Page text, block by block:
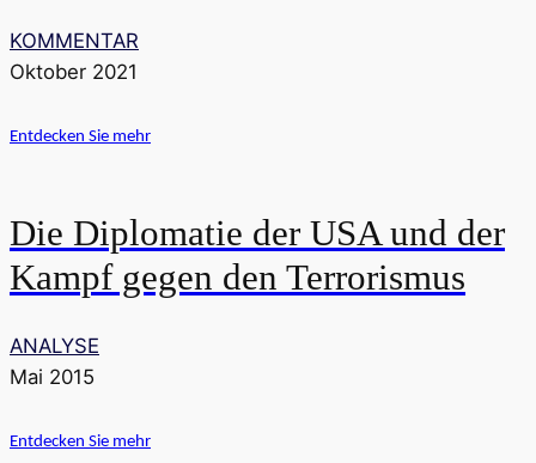
KOMMENTAR
Oktober 2021
Entdecken Sie mehr
Die Diplomatie der USA und der
Kampf gegen den Terrorismus
ANALYSE
Mai 2015
Entdecken Sie mehr